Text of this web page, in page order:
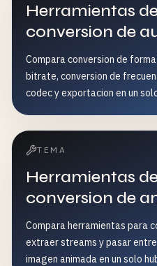
Herramientas
conversion de
Compara conversion de
bitrate, conversion de
codec y exportacion en un
TEMA
Herramientas
conversion de
Compara herramientas para
extraer streams y pasar
imagen animada en un solo